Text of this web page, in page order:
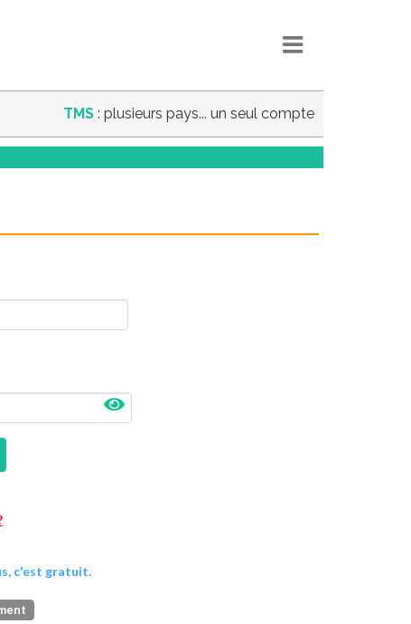
TMS : plusieurs pays... un seul compte
c'est gratuit.